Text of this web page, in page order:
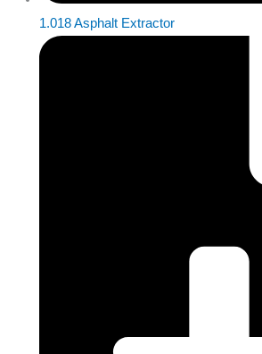
1.018 Asphalt Extractor